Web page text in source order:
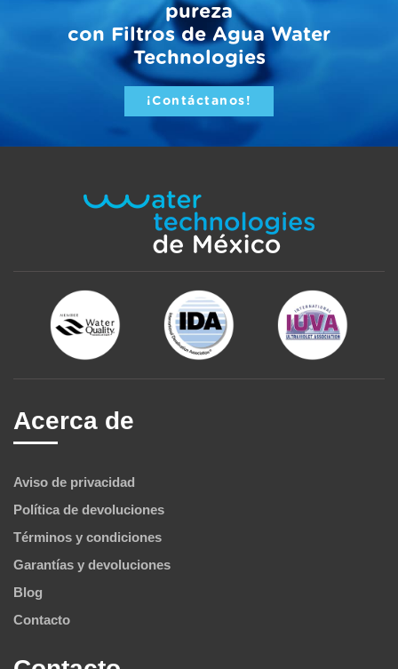
pureza
con Filtros de Agua Water
Technologies
¡Contáctanos!
Acerca de
Aviso de privacidad
Política de devoluciones
Términos y condiciones
Garantías y devoluciones
Blog
Contacto